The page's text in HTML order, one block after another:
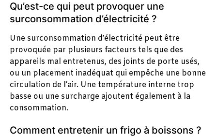
Qu’est-ce qui peut provoquer une
surconsommation d’électricité ?
Une surconsommation d’électricité peut être
provoquée par plusieurs facteurs tels que des
appareils mal entretenus, des joints de porte usés,
ou un placement inadéquat qui empêche une bonne
circulation de l’air. Une température interne trop
basse ou une surcharge ajoutent également à la
consommation.
Comment entretenir un frigo à boissons ?